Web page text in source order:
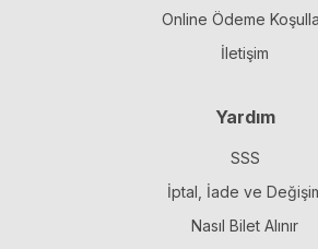
Online Ödeme
İletişim
Yardım
SSS
İptal, İade ve
Nasıl Bilet Alınır